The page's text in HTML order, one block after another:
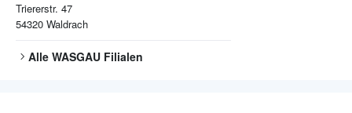
Triererstr. 47
54320 Waldrach
Alle WASGAU Filialen